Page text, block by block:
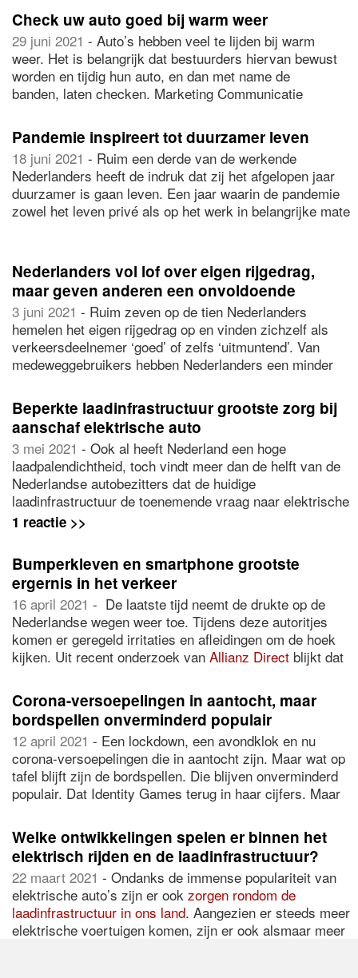
adviesbureau Mercer.
Check uw auto goed bij warm weer
29 juni 2021 - Auto’s hebben veel te lijden bij warm
weer. Het is belangrijk dat bestuurders hiervan bewust
worden en tijdig hun auto, en dan met name de
banden, laten checken. Marketing Communicatie
heeft niet alleen invloed op banden, ook het gedrag van
bestuurders tijdens hitte is van invloed op de
verkeersveiligheid."
Pandemie inspireert tot duurzamer leven
18 juni 2021 - Ruim een derde van de werkende
Nederlanders heeft de indruk dat zij het afgelopen jaar
duurzamer is gaan leven. Een jaar waarin de pandemie
zowel het leven privé als op het werk in belangrijke mate
voor korte ritjes.
Nederlanders vol lof over eigen rijgedrag,
maar geven anderen een onvoldoende
3 juni 2021 - Ruim zeven op de tien Nederlanders
hemelen het eigen rijgedrag op en vinden zichzelf als
verkeersdeelnemer ‘goed’ of zelfs ‘uitmuntend’. Van
medeweggebruikers hebben Nederlanders een minder
Maar als het aankomt op theoretische kennis vertrouwt
slechts acht procent van de Nederlanders erop opnieuw
te slagen voor het rijexamen.
Beperkte laadinfrastructuur grootste zorg bij
aanschaf elektrische auto
3 mei 2021 - Ook al heeft Nederland een hoge
laadpalendichtheid, toch vindt meer dan de helft van de
Nederlandse autobezitters dat de huidige
laadinfrastructuur de toenemende vraag naar elektrische
voertuigen (EV’s) niet kan beantwoorden. Dat blijkt uit
onderzoek van
specialistCTEK
, waar zowel EV-rijders als eigenaren
van benzine- en dieselauto’s werden bevraagd.
1 reactie >>
Bumperkleven en smartphone grootste
ergernis in het verkeer
16 april 2021 - De laatste tijd neemt de drukte op de
Nederlandse wegen weer toe. Tijdens deze autoritjes
komen er geregeld irritaties en afleidingen om de hoek
kijken. Uit recent onderzoek van Allianz Direct blijkt dat
zijn. Nederlanders ergeren zich groen en geel achter het
stuur.
Corona-versoepelingen in aantocht, maar
bordspellen onverminderd populair
12 april 2021 - Een lockdown, een avondklok en nu
corona-versoepelingen die in aantocht zijn. Maar wat op
tafel blijft zijn de bordspellen. Die blijven onverminderd
populair. Dat Identity Games terug in haar cijfers. Maar
Games benieuwd naar.
Welke ontwikkelingen spelen er binnen het
elektrisch rijden en de laadinfrastructuur?
22 maart 2021 - Ondanks de immense populariteit van
elektrische auto’s zijn er ook zorgen rondom de
laadinfrastructuur in ons land. Aangezien er steeds meer
elektrische voertuigen komen, zijn er ook alsmaar meer